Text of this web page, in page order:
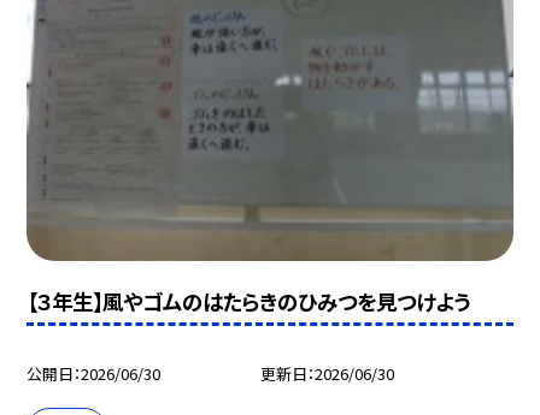
【３年生】風やゴムのはたらきのひみつを見つけよう
公開日 2026/06/30 更新日 2026/06/30